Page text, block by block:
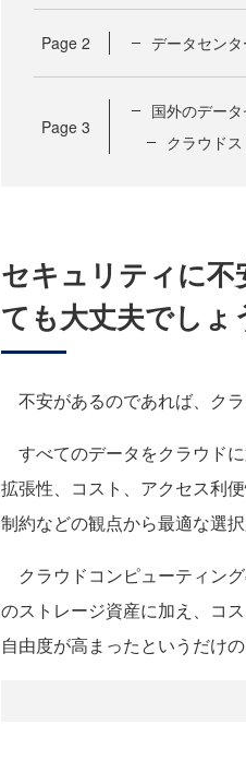
Page 2 データセン
Page 3
国外のデー
クラウド
セキュリティに
ても大丈夫でしょ
不安があるのであれば、ク
すべてのデータをクラウド
拡張性、コスト、アクセス利
制約などの観点から最適な選択
クラウドコンピューティン
のストレージ資産に加え、コ
自由度が高まったというだけの